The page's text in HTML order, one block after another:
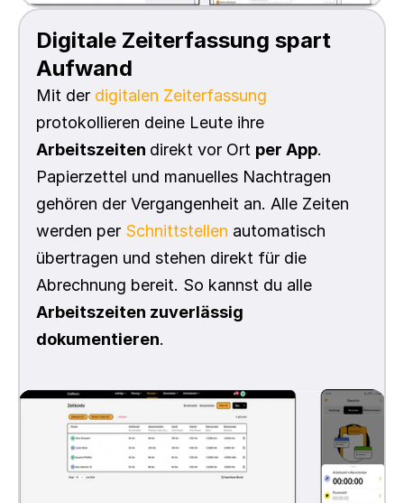
Digitale Zeiterfassung spart
Aufwand
Mit der digitalen Zeiterfassung
Arbeitszeiten direkt vor Ort per App.
Papierzettel und manuelles Nachtragen
gehören der Vergangenheit an. Alle Zeiten
werden per Schnittstellen automatisch
übertragen und stehen direkt für die
Arbeitszeiten zuverlässig
dokumentieren.